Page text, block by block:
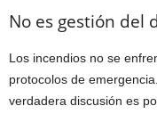
No es gestión del
Los incendios no se
protocolos de
verdadera discusión es